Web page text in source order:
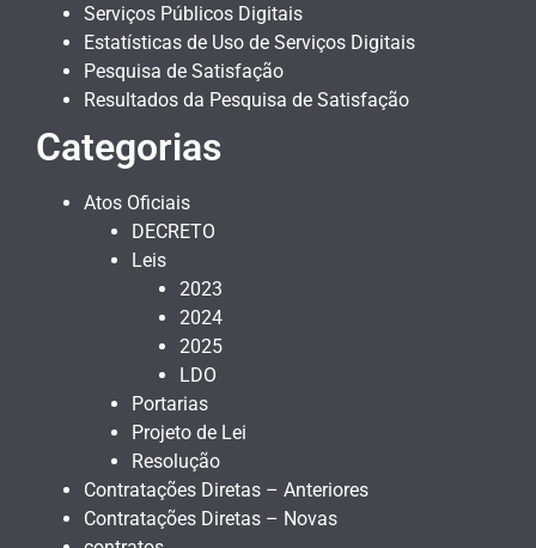
Serviços Públicos Digitais
Estatísticas de Uso de Serviços Digitais
Pesquisa de Satisfação
Resultados da Pesquisa de Satisfação
Categorias
Atos Oficiais
DECRETO
Leis
2023
2024
2025
LDO
Portarias
Projeto de Lei
Resolução
Contratações Diretas – Anteriores
Contratações Diretas – Novas